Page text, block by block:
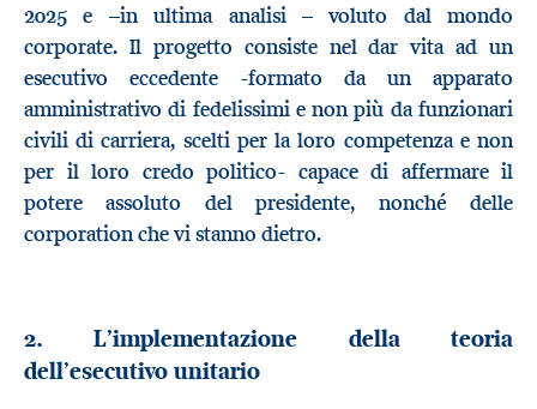
2025 e –in ultima analisi – voluto dal mondo
corporate. Il progetto consiste nel dar vita ad un
esecutivo eccedente -formato da un apparato
amministrativo di fedelissimi e non più da funzionari
civili di carriera, scelti per la loro competenza e non
per il loro credo politico- capace di affermare il
potere assoluto del presidente, nonché delle
corporation che vi stanno dietro.
2. L’implementazione della teoria
dell’esecutivo unitario